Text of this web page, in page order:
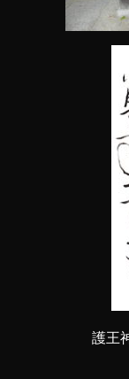
護王